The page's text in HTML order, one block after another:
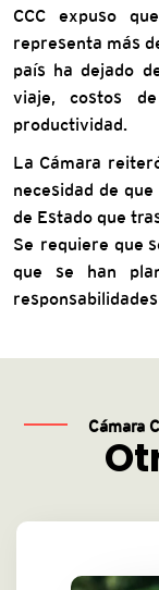
CCC expuso
representa más
país ha dejado
viaje, costos
productividad.
La Cámara
necesidad de
de Estado que
Se requiere que
que se han
Cámara